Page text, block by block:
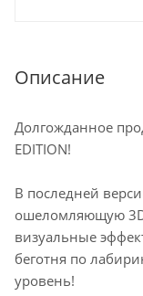
Описание
Долгожданное
EDITION!
В последней
ошеломляющую
визуальные
беготня по
уровень!